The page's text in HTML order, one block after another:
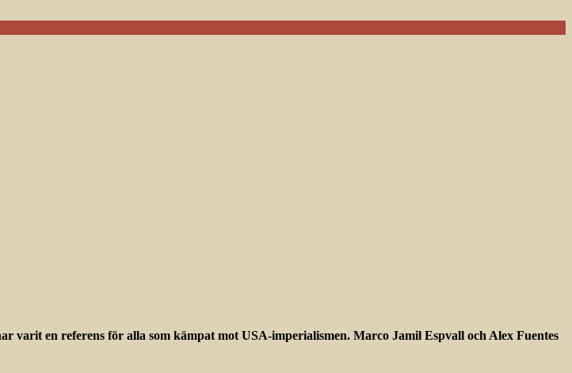
varit en referens för alla som kämpat mot USA-imperialismen. Marco Jamil Espvall och Alex Fuentes